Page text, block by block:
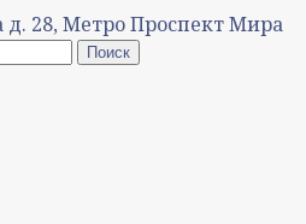
28, Метро Проспект Мира